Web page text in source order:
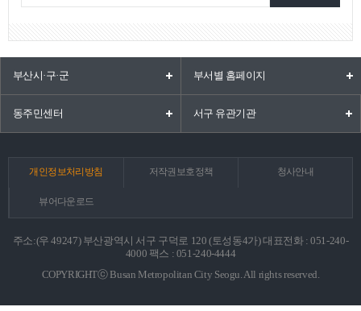
부산시·구·군 부서별 홈페이지
동주민센터 서구 유관기관
개인정보처리방침 저작권보호정책 청사안내
뷰어다운로드
주소:(우 49247) 부산광역시 서구 구덕로 120 (토성동4가) 대표전화 : 051-240-
4000 팩스 : 051-240-4444
COPYRIGHTⓒ Busan Metropolitan City Seogu. All rights reserved.